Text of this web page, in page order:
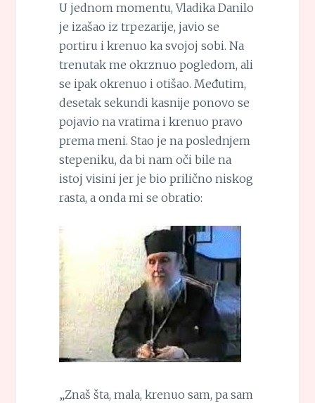
U jednom momentu, Vladika Danilo
je izašao iz trpezarije, javio se
portiru i krenuo ka svojoj sobi. Na
trenutak me okrznuo pogledom, ali
se ipak okrenuo i otišao. Međutim,
desetak sekundi kasnije ponovo se
pojavio na vratima i krenuo pravo
prema meni. Stao je na poslednjem
stepeniku, da bi nam oči bile na
istoj visini jer je bio prilično niskog
rasta, a onda mi se obratio:
„Znaš šta, mala, krenuo sam, pa sam